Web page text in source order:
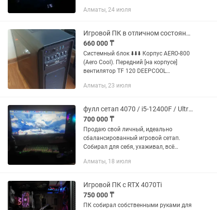
Характеристики: •Процессор: Intel Core
Алматы, 24 июля
Игровой ПК в отличном состоянии игры на высоких настройках
660 000 ₸
Системный блок ⬇️⬇️⬇️ Корпус AERO-800
(Aero Cool). Передний [на корпусе]
вентилятор TF 120 DEEPCOOL
Gigabyte B760M DS3H DDR4 (LGA 1700).
Алматы, 23 июля
фулл сетап 4070 / i5-12400F / Ultrawide 2k / Mchose / Aula
700 000 ₸
Продаю свой личный, идеально
сбалансированный игровой сетап.
Собирал для себя, ухаживал, всё
Система тихая, холодная, тянет
на...
Алматы, 18 июля
Игровой ПК с RTX 4070Ti
750 000 ₸
ПК собирал собственными руками для